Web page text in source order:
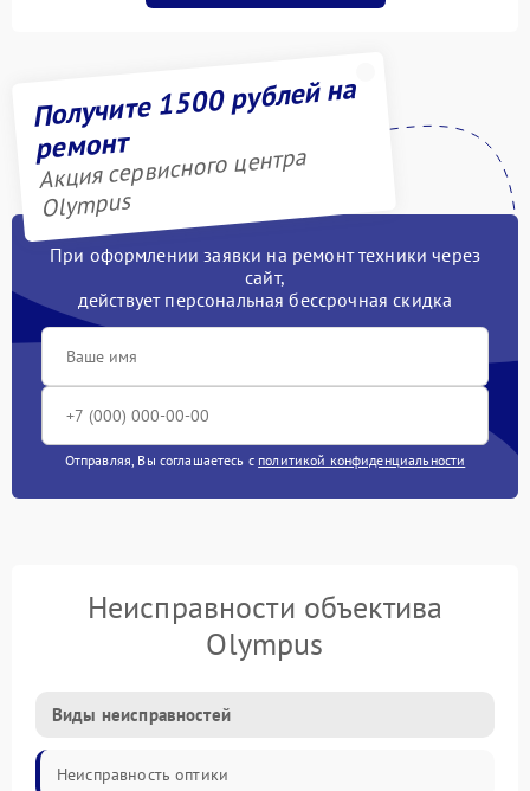
Получите 1500 рублей на
ремонт
Акция сервисного центра
Olympus
При оформлении заявки на ремонт техники через
сайт,
действует персональная бессрочная скидка
Отправляя, Вы соглашаетесь с политикой конфиденциальности
Неисправности объектива
Olympus
Виды неисправностей
Неисправность оптики